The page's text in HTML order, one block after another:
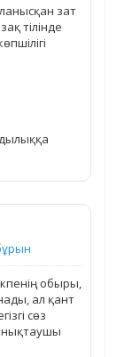
зат
тілінде
обыры,
ал қант
сөз